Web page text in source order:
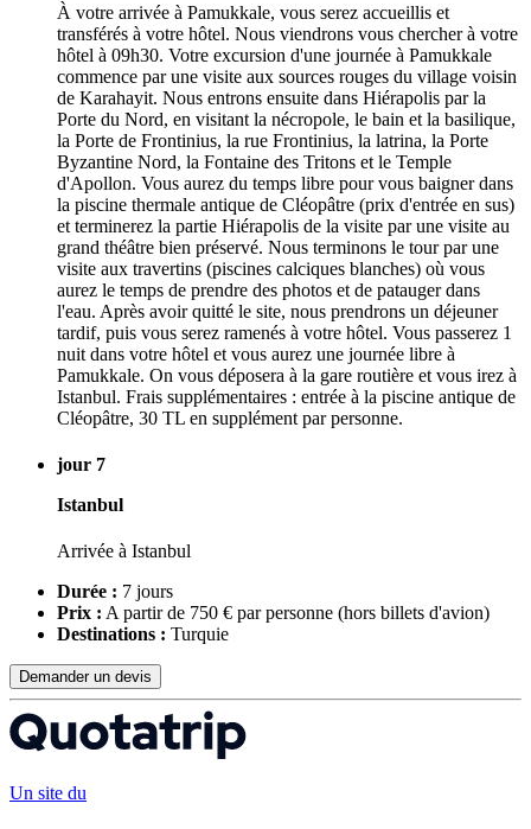
À votre arrivée à Pamukkale, vous serez accueillis et
transférés à votre hôtel. Nous viendrons vous chercher à votre
hôtel à 09h30. Votre excursion d'une journée à Pamukkale
commence par une visite aux sources rouges du village voisin
de Karahayit. Nous entrons ensuite dans Hiérapolis par la
Porte du Nord, en visitant la nécropole, le bain et la basilique,
la Porte de Frontinius, la rue Frontinius, la latrina, la Porte
Byzantine Nord, la Fontaine des Tritons et le Temple
d'Apollon. Vous aurez du temps libre pour vous baigner dans
la piscine thermale antique de Cléopâtre (prix d'entrée en sus)
et terminerez la partie Hiérapolis de la visite par une visite au
grand théâtre bien préservé. Nous terminons le tour par une
visite aux travertins (piscines calciques blanches) où vous
aurez le temps de prendre des photos et de patauger dans
l'eau. Après avoir quitté le site, nous prendrons un déjeuner
tardif, puis vous serez ramenés à votre hôtel. Vous passerez 1
nuit dans votre hôtel et vous aurez une journée libre à
Pamukkale. On vous déposera à la gare routière et vous irez à
Istanbul. Frais supplémentaires : entrée à la piscine antique de
Cléopâtre, 30 TL en supplément par personne.
jour 7
Istanbul
Arrivée à Istanbul
Durée : 7 jours
Prix : A partir de 750 € par personne (hors billets d'avion)
Destinations : Turquie
Demander un devis
Un site du